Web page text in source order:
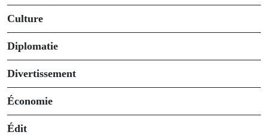
Culture
Diplomatie
Divertissement
Économie
Édit